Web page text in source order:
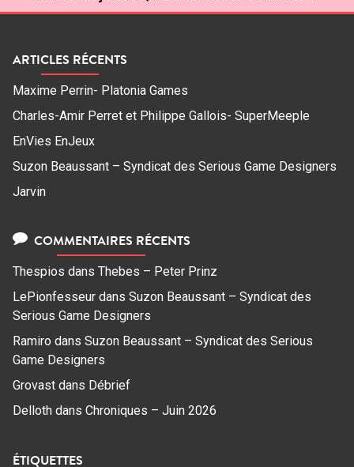
ARTICLES RÉCENTS
Maxime Perrin- Platonia Games
Charles-Amir Perret et Philippe Gallois- SuperMeeple
EnVies EnJeux
Suzon Beaussant – Syndicat des Serious Game Designers
Jarvin
COMMENTAIRES RÉCENTS
Thespios dans Thebes – Peter Prinz
LePionfesseur dans Suzon Beaussant – Syndicat des
Serious Game Designers
Ramiro dans Suzon Beaussant – Syndicat des Serious
Game Designers
Grovast dans Débrief
Delloth dans Chroniques – Juin 2026
ÉTIQUETTES